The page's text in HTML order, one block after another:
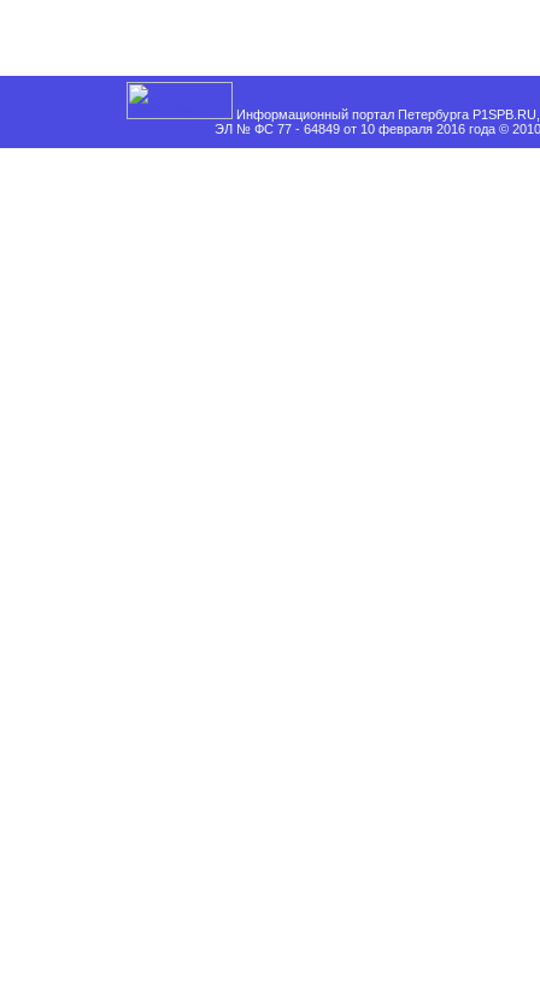
Информационный портал Петербурга
ЭЛ № ФС 77 - 64849 от 10 февраля 2016 года ©